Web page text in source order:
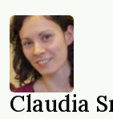
Claudia